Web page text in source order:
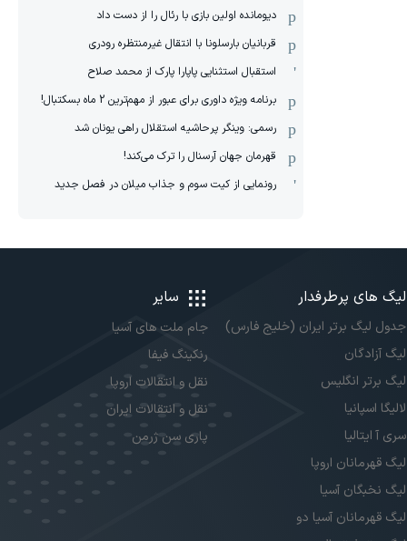
دیومانده اولین بازی با رئال را از دست داد
قربانیان بارسلونا با انتقال غیرمنتظره رودری
استقبال استثنایی پاپارا پارک از محمد صلاح
برنامه ویژه داوری برای عبور از مهم‌ترین 2 ماه بسکتبال!
رسمی: وینگر پرحاشیه استقلال راهی یونان شد
قهرمان جهان آرسنال را ترک می‌کند!
رونمایی از کیت سوم و جذاب میلان در فصل جدید
لیگ های پرطرفدار
جدول لیگ برتر ایران (خلیج فارس)
لیگ آزادگان
لیگ برتر انگلیس
لالیگا اسپانیا
سری آ ایتالیا
لیگ قهرمانان اروپا
لیگ نخبگان آسیا
لیگ قهرمانان آسیا دو
سایر
جام ملت های آسیا
رنکینگ فیفا
نقل و انتقالات اروپا
نقل و انتقالات ایران
پاری سن ژرمن